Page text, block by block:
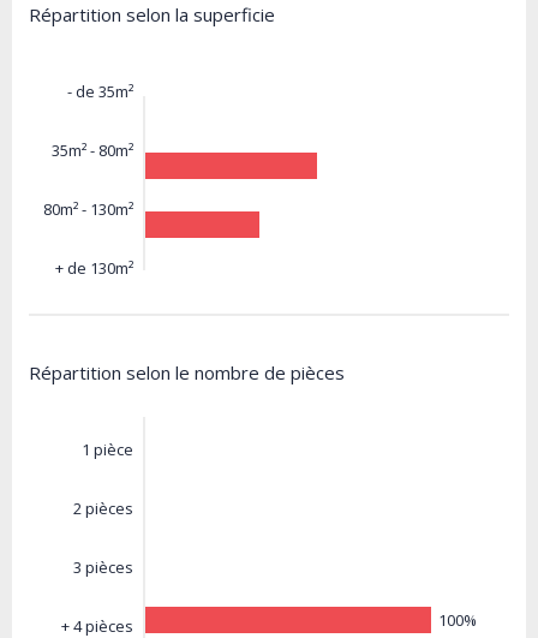
Répartition selon la superficie
- de 35m²
35m² - 80m²
80m² - 130m²
+ de 130m²
Répartition selon le nombre de pièces
1 pièce
2 pièces
3 pièces
+ 4 pièces 100%